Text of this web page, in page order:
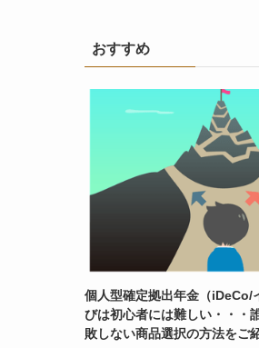
おすすめ
個人型確定拠出年金（iDeCo/
びは初心者には難しい・・・
敗しない商品選択の方法をご